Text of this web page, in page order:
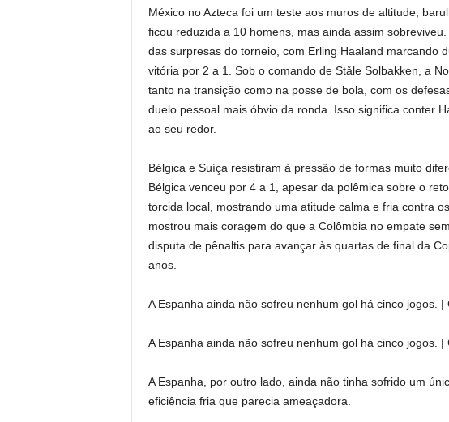
México no Azteca foi um teste aos muros de altitude,
ficou reduzida a 10 homens, mas ainda assim
das surpresas do torneio, com Erling Haaland marcando
vitória por 2 a 1. Sob o comando de Ståle Solbakken, a
tanto na transição como na posse de bola, com os
duelo pessoal mais óbvio da ronda. Isso significa conter
ao seu redor.
Bélgica e Suíça resistiram à pressão de formas muito
Bélgica venceu por 4 a 1, apesar da polêmica sobre o
torcida local, mostrando uma atitude calma e fria contra
mostrou mais coragem do que a Colômbia no empate
disputa de pênaltis para avançar às quartas de final da
anos.
A Espanha ainda não sofreu nenhum gol há cinco jogos.
A Espanha ainda não sofreu nenhum gol há cinco jogos.
A Espanha, por outro lado, ainda não tinha sofrido um
eficiência fria que parecia ameaçadora.